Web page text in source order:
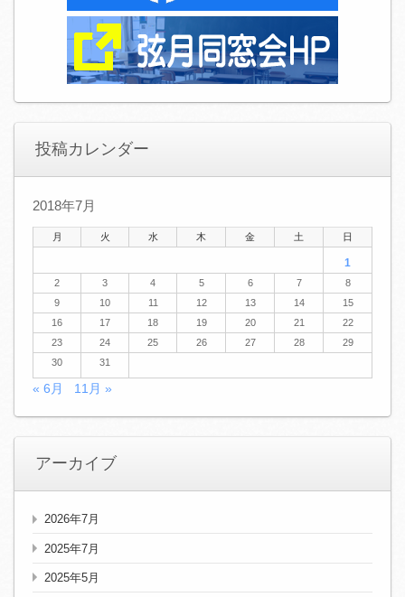
投稿カレンダー
2018年7月
月 火 水 木 金 土 日
1
2 3 4 5 6 7
8
9
10 11 12 13 14
15
16
17 18 19 20 21
22
23
24 25 26 27 28
29
30
31
« 6月 11月 »
アーカイブ
2026年7月
2025年7月
2025年5月